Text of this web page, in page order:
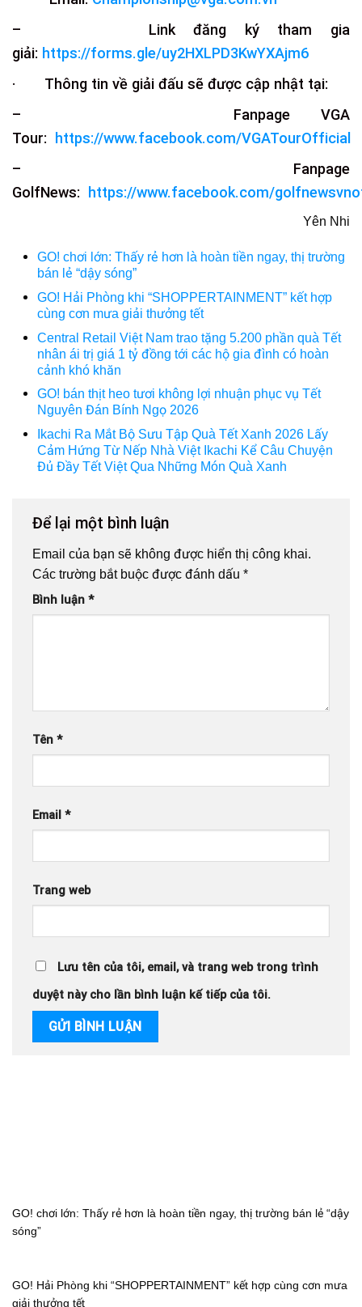
– Link đăng ký tham gia
giải: https://forms.gle/uy2HXLPD3KwYXAjm6
· Thông tin về giải đấu sẽ được cập nhật tại:
– Fanpage VGA
Tour:
https://www.facebook.com/VGATourOfficial
– Fanpage
GolfNews:
https://www.facebook.com/
Yên Nhi
GO! chơi lớn: Thấy rẻ hơn là hoàn tiền ngay, thị trường
bán lẻ “dậy sóng”
GO! Hải Phòng khi “SHOPPERTAINMENT” kết hợp
cùng cơn mưa giải thưởng tết
Central Retail Việt Nam trao tặng 5.200 phần quà Tết
nhân ái trị giá 1 tỷ đồng tới các hộ gia đình có hoàn
cảnh khó khăn
GO! bán thịt heo tươi không lợi nhuận phục vụ Tết
Nguyên Đán Bính Ngọ 2026
Ikachi Ra Mắt Bộ Sưu Tập Quà Tết Xanh 2026 Lấy
Cảm Hứng Từ Nếp Nhà Việt Ikachi Kể Câu Chuyện
Đủ Đầy Tết Việt Qua Những Món Quà Xanh
Để lại một bình luận
Email của bạn sẽ không được hiển thị công khai.
Các trường bắt buộc được đánh dấu *
Bình luận *
Tên *
Email *
Trang web
Lưu tên của tôi, email, và trang web trong trình
duyệt này cho lần bình luận kế tiếp của tôi.
GO! chơi lớn: Thấy rẻ hơn là hoàn tiền ngay, thị trường bán lẻ “dậy
sóng”
GO! Hải Phòng khi “SHOPPERTAINMENT” kết hợp cùng cơn mưa
giải thưởng tết